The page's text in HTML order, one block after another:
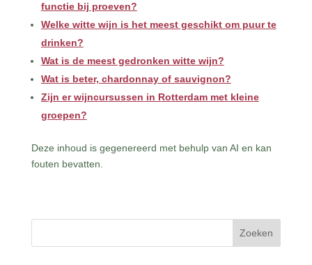
functie bij proeven?
Welke witte wijn is het meest geschikt om puur te
drinken?
Wat is de meest gedronken witte wijn?
Wat is beter, chardonnay of sauvignon?
Zijn er wijncursussen in Rotterdam met kleine
groepen?
Deze inhoud is gegenereerd met behulp van AI en kan
fouten bevatten.
Zoeken